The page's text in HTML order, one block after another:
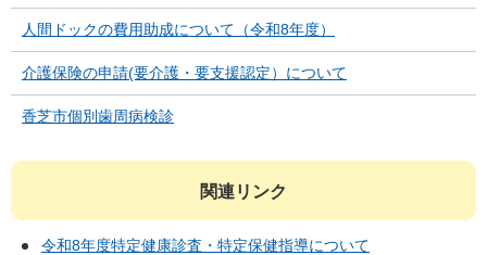
人間ドックの費用助成について（令和8年度）
介護保険の申請(要介護・要支援認定）について
香芝市個別歯周病検診
関連リンク
令和8年度特定健康診査・特定保健指導について